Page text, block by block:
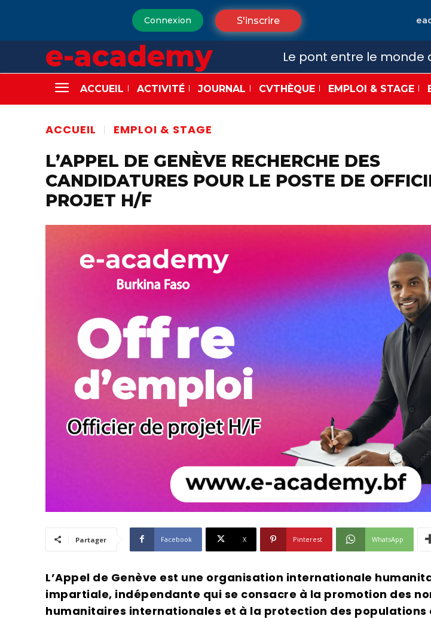
Connexion S'inscrire
e-academy Le pont entre le monde
ACCUEIL ACTIVITÉ JOURNAL CVTHÈQUE EMPLOI & STAGE
ACCUEIL EMPLOI & STAGE
L’APPEL DE GENÈVE RECHERCHE DES
CANDIDATURES POUR LE POSTE DE
PROJET H/F
Partager Facebook X Pinterest WhatsApp
L’Appel de Genève est une organisation internationale
impartiale, indépendante qui se consacre à la promotion des
humanitaires internationales et à la protection des populations